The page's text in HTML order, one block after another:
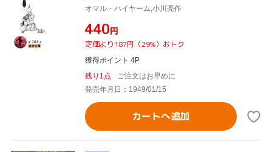
オマル・ハイヤーム,小川亮作
¥440円
定価より187円（29%）おトク
獲得ポイント 4P
残り1点
ご注文はお早めに
発売年月日：1949/01/15
カートへ追加